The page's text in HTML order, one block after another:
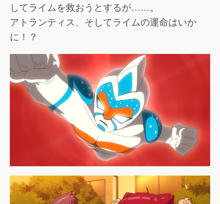
してライムを救おうとするが……。
アトランティス、そしてライムの運命はいか
に！？